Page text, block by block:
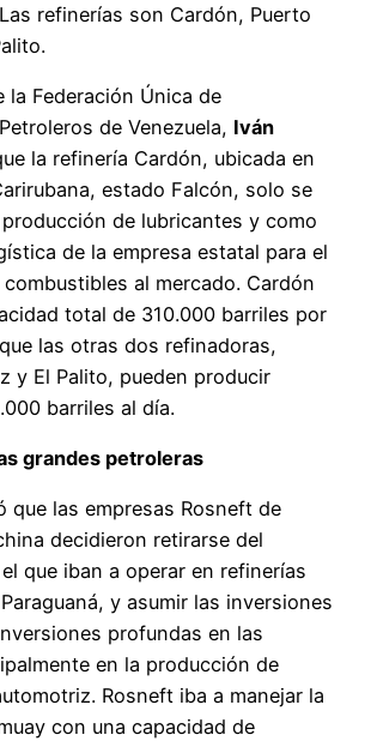
refinerías son Cardón, Puerto
la Federación Única de
de Venezuela, Iván
la refinería Cardón, ubicada en
estado Falcón, solo se
de lubricantes y como
de la empresa estatal para el
al mercado. Cardón
total de 310.000 barriles por
las otras dos refinadoras,
y El Palito, pueden producir
barriles al día.
grandes petroleras
que las empresas Rosneft de
decidieron retirarse del
que iban a operar en refinerías
y asumir las inversiones
profundas en las
en la producción de
Rosneft iba a manejar la
con una capacidad de